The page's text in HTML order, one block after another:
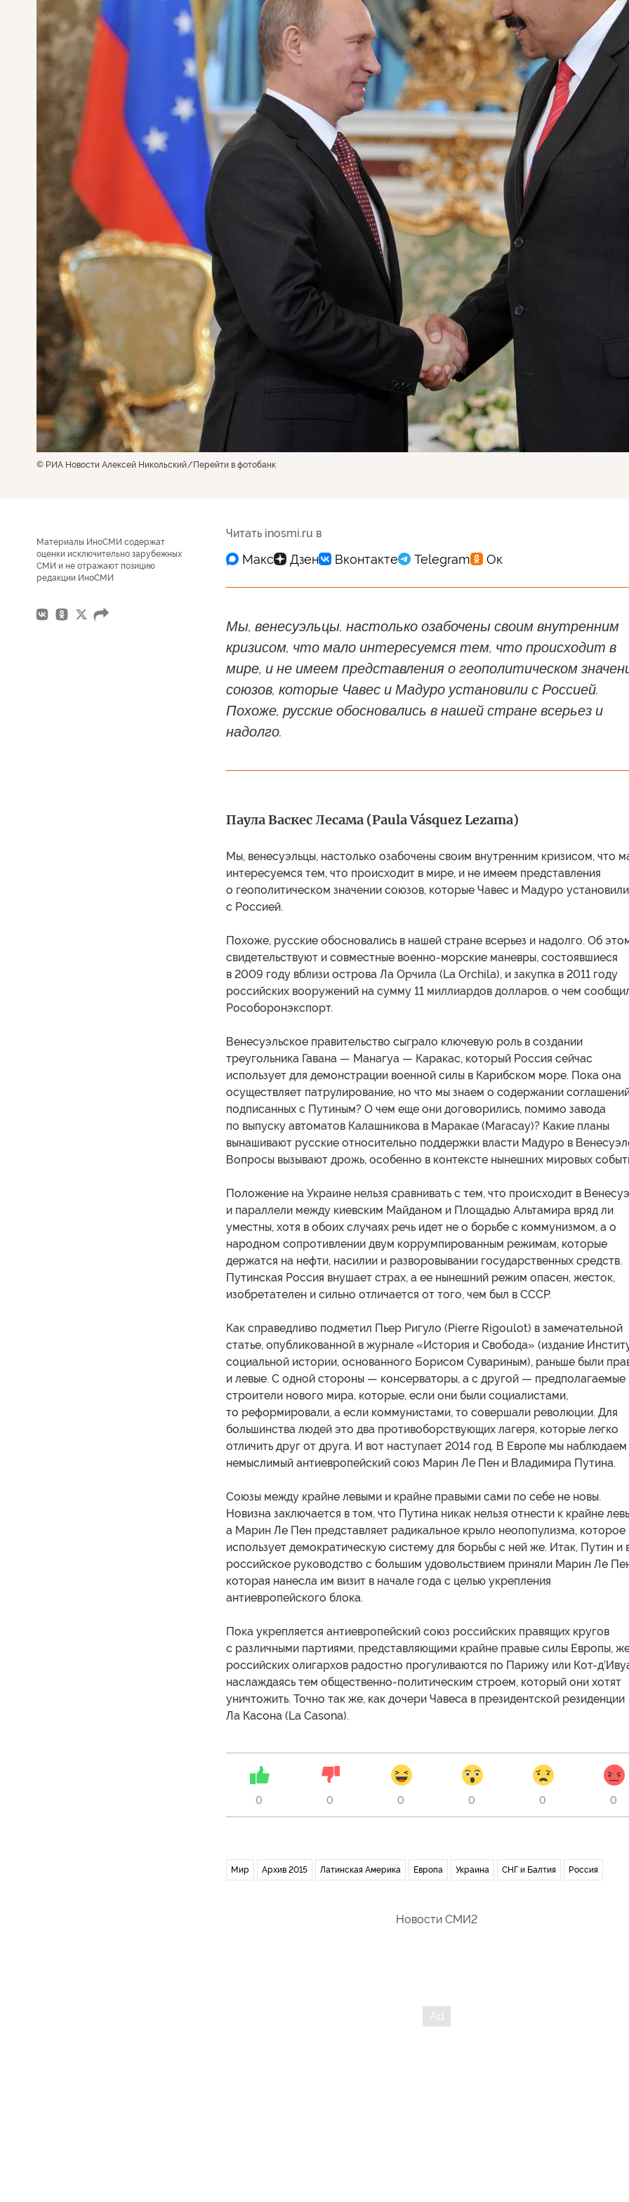
© РИА Новости Алексей Никольский Перейти в фотобанк
Материалы ИноСМИ содержат
оценки исключительно зарубежных
СМИ и не отражают позицию
редакции ИноСМИ
Читать inosmi.ru в
Мы, венесуэльцы, настолько озабочены своим внутренним
кризисом, что мало интересуемся тем, что происходит в
мире, и не имеем представления о геополитическом
союзов, которые Чавес и Мадуро установили с Россией.
Похоже, русские обосновались в нашей стране всерьез и
надолго.
Паула Васкес Лесама (Paula Vásquez Lezama)
Мы, венесуэльцы, настолько озабочены своим внутренним кризисом, что
интересуемся тем, что происходит в мире, и не имеем представления
о геополитическом значении союзов, которые Чавес и Мадуро установили
с Россией.
Похоже, русские обосновались в нашей стране всерьез и надолго. Об
свидетельствуют и совместные военно-морские маневры, состоявшиеся
в 2009 году вблизи острова Ла Орчила (La Orchila), и закупка в 2011 году
российских вооружений на сумму 11 миллиардов долларов, о чем
Рособоронэкспорт.
Венесуэльское правительство сыграло ключевую роль в создании
треугольника Гавана — Манагуа — Каракас, который Россия сейчас
использует для демонстрации военной силы в Карибском море. Пока она
осуществляет патрулирование, но что мы знаем о содержании
подписанных с Путиным? О чем еще они договорились, помимо завода
по выпуску автоматов Калашникова в Маракае (Maracay)? Какие планы
вынашивают русские относительно поддержки власти Мадуро в
Вопросы вызывают дрожь, особенно в контексте нынешних мировых
Положение на Украине нельзя сравнивать с тем, что происходит в
и параллели между киевским Майданом и Площадью Альтамира вряд ли
уместны, хотя в обоих случаях речь идет не о борьбе с коммунизмом, а о
народном сопротивлении двум коррумпированным режимам, которые
держатся на нефти, насилии и разворовывании государственных средств.
Путинская Россия внушает страх, а ее нынешний режим опасен, жесток,
изобретателен и сильно отличается от того, чем был в СССР.
Как справедливо подметил Пьер Ригуло (Pierre Rigoulot) в замечательной
статье, опубликованной в журнале «История и Свобода» (издание
социальной истории, основанного Борисом Сувариным), раньше были
и левые. С одной стороны — консерваторы, а с другой — предполагаемые
строители нового мира, которые, если они были социалистами,
то реформировали, а если коммунистами, то совершали революции. Для
большинства людей это два противоборствующих лагеря, которые легко
отличить друг от друга. И вот наступает 2014 год. В Европе мы наблюдаем
немыслимый антиевропейский союз Марин Ле Пен и Владимира Путина.
Союзы между крайне левыми и крайне правыми сами по себе не новы.
Новизна заключается в том, что Путина никак нельзя отнести к крайне
а Марин Ле Пен представляет радикальное крыло неопопулизма, которое
использует демократическую систему для борьбы с ней же. Итак, Путин и
российское руководство с большим удовольствием приняли Марин Ле
которая нанесла им визит в начале года с целью укрепления
антиевропейского блока.
Пока укрепляется антиевропейский союз российских правящих кругов
с различными партиями, представляющими крайне правые силы Европы,
российских олигархов радостно прогуливаются по Парижу или Кот-
наслаждаясь тем общественно-политическим строем, который они хотят
уничтожить. Точно так же, как дочери Чавеса в президентской резиденции
Ла Касона (La Casona).
0 0 0 0 0 0
Мир Архив 2015 Латинская Америка Европа Украина СНГ и Балтия Россия
Новости СМИ2